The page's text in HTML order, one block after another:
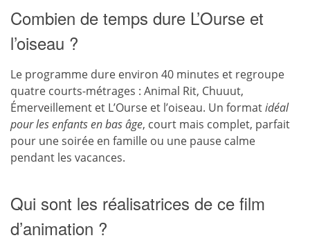
Combien de temps dure L’Ourse et
l’oiseau ?
Le programme dure environ 40 minutes et regroupe
quatre courts-métrages : Animal Rit, Chuuut,
Émerveillement et L’Ourse et l’oiseau. Un formatidéal
pour les enfants en bas âge, court mais complet, parfait
pour une soirée en famille ou une pause calme
pendant les vacances.
Qui sont les réalisatrices de ce film
d’animation ?